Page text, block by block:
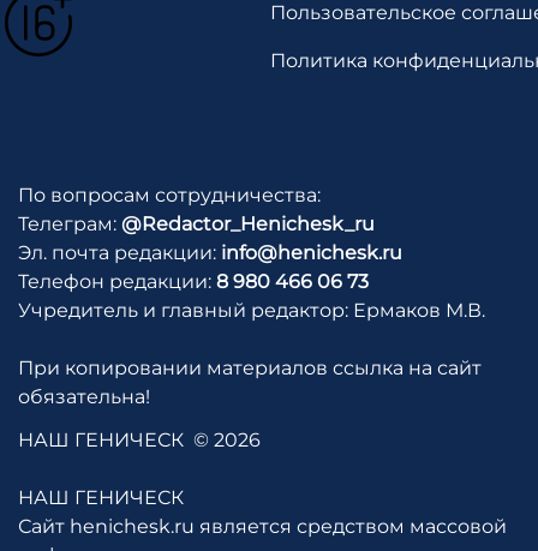
Пользовательское
Политика
По вопросам сотрудничества:
Телеграм: @Redactor_Henichesk_ru
Эл. почта редакции: info@henichesk.ru
Телефон редакции: 8 980 466 06 73
Учредитель и главный редактор: Ермаков М.В.
При копировании материалов ссылка на сайт
обязательна!
НАШ ГЕНИЧЕСК © 2026
НАШ ГЕНИЧЕСК
Сайт henichesk.ru является средством массовой